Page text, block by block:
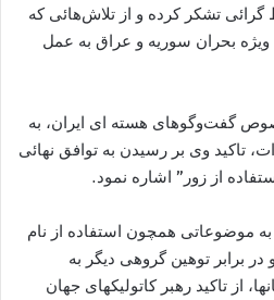
تشکر کرده و از تلاش‌هائی که
بحران سوریه و عراق به عمل
گفت‌وگوهای هسته ای ایران، به
تاکید وی بر رسیدن به توافق نهائی
از زور” اشاره نمود.
موضوعاتی همچون استفاده از نام
برابر توهین گروهی دیگر به
از تاکید رهبر کاتولیکهای جهان